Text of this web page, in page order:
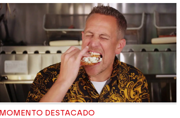
MOMENTO DESTACADO